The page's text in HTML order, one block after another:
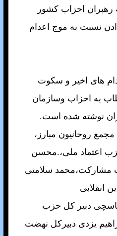
رهبران احزاب کشور
نسبت به موج اعدام
های اخير و سکوت
به احزاب وسازمان
نوشته شده است.
روحانيون مبارز،
اعتماد ملی،.محسن
مشارکت،محمد سلامتی
انقلابی
دبير کل حزب
يزدی دبيرکل نهضت